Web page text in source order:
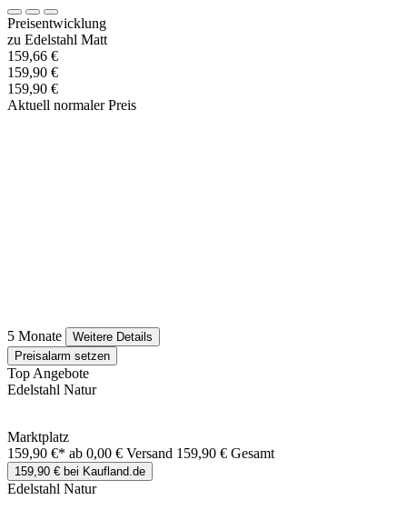
Preisentwicklung
zu Edelstahl Matt
159,66 €
159,90 €
159,90 €
Aktuell normaler Preis
5 Monate
Weitere Details
Preisalarm setzen
Top Angebote
Edelstahl Natur
Marktplatz
159,90 €* ab 0,00 € Versand 159,90 € Gesamt
159,90 € bei Kaufland.de
Edelstahl Natur